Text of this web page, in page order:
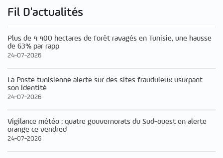
Fil D'actualités
Plus de 4 400 hectares de forêt ravagés en Tunisie, une hausse
de 63% par rapp
24-07-2026
La Poste tunisienne alerte sur des sites frauduleux usurpant
son identité
24-07-2026
Vigilance météo : quatre gouvernorats du Sud-ouest en alerte
orange ce vendred
24-07-2026